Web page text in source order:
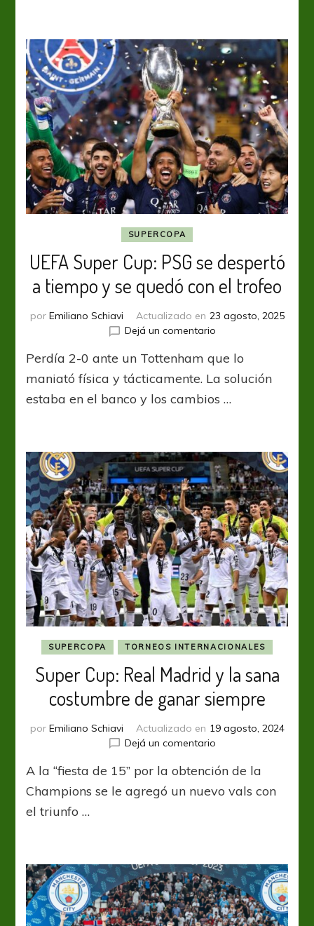
Grito
campeón
de
la
Supercopa
Argentina
SUPERCOPA
UEFA Super Cup: PSG se despertó
a tiempo y se quedó con el trofeo
por Emiliano Schiavi Actualizado en 23 agosto, 2025
Dejá un comentarioen
Super
Cup:
se
y
se
quedó
con
el
trofeo
Perdía 2-0 ante un Tottenham que lo
maniató física y tácticamente. La solución
estaba en el banco y los cambios …
SUPERCOPA TORNEOS INTERNACIONALES
Super Cup: Real Madrid y la sana
costumbre de ganar siempre
por Emiliano Schiavi Actualizado en 19 agosto, 2024
Dejá un comentarioen
Cup:
de
ganar
siempre
A la “fiesta de 15” por la obtención de la
Champions se le agregó un nuevo vals con
el triunfo …